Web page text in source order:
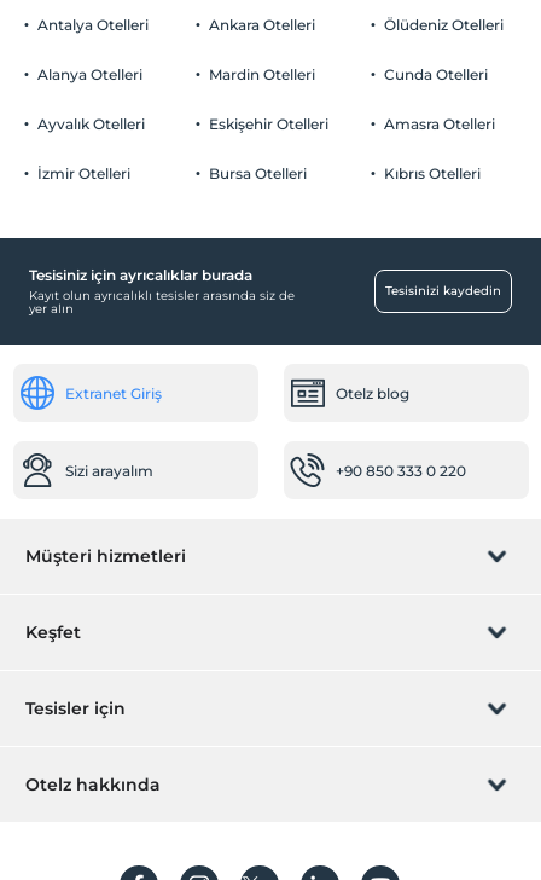
Dinlenme salonu
Çocuk
Günlük temizlik hizmeti
Ses geçirmeyen odalar
Printer
Isıtma
Çevre dostu
Romantizm/Balayı
Çocuklar
Antalya Otelleri
Alanya Otelleri
Ayvalık Otelleri
İzmir Otelleri
Ankara Otelleri
Mardin Otelleri
Eskişehir Otelleri
Bursa Otelleri
Ölüdeniz Otelleri
Cunda Otelleri
Amasra Otelleri
Kıbrıs Otelleri
Tesisiniz için ayrıcalıklar burada
Kayıt olun ayrıcalıklı tesisler arasında siz de
yer alın
Tesisinizi kaydedin
Extranet Giriş Otelz blog
Sizi arayalım +90 850 333 0 220
Müşteri hizmetleri
Rezervasyon yönet
Sıkça sorulan sorular
Keşfet
Hediye Kart
Tesisler için
Hemen tesisinizi ekleyin
Otelz hakkında